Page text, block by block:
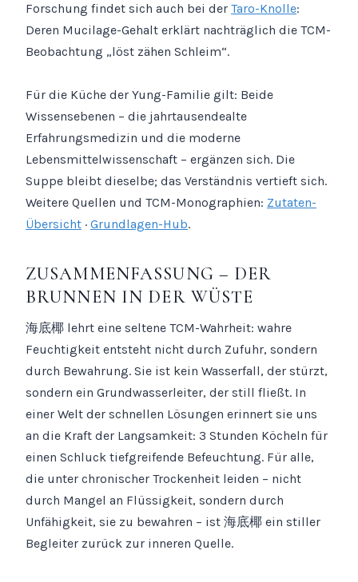
Forschung findet sich auch bei der Taro-Knolle:
Deren Mucilage-Gehalt erklärt nachträglich die TCM-
Beobachtung „löst zähen Schleim“.
Für die Küche der Yung-Familie gilt: Beide
Wissensebenen – die jahrtausendealte
Erfahrungsmedizin und die moderne
Lebensmittelwissenschaft – ergänzen sich. Die
Suppe bleibt dieselbe; das Verständnis vertieft sich.
Weitere Quellen und TCM-Monographien: Zutaten-
Übersicht · Grundlagen-Hub.
ZUSAMMENFASSUNG – DER
BRUNNEN IN DER WÜSTE
海底椰 lehrt eine seltene TCM-Wahrheit: wahre
Feuchtigkeit entsteht nicht durch Zufuhr, sondern
durch Bewahrung. Sie ist kein Wasserfall, der stürzt,
sondern ein Grundwasserleiter, der still fließt. In
einer Welt der schnellen Lösungen erinnert sie uns
an die Kraft der Langsamkeit: 3 Stunden Köcheln für
einen Schluck tiefgreifende Befeuchtung. Für alle,
die unter chronischer Trockenheit leiden – nicht
durch Mangel an Flüssigkeit, sondern durch
Unfähigkeit, sie zu bewahren – ist 海底椰 ein stiller
Begleiter zurück zur inneren Quelle.